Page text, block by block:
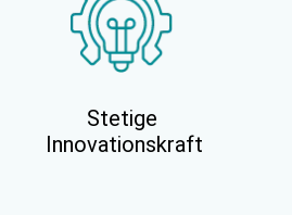
Stetige
Innovationskraft